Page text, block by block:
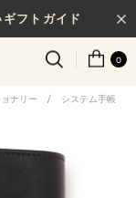
フトガイド
0
ナリー / システム手帳